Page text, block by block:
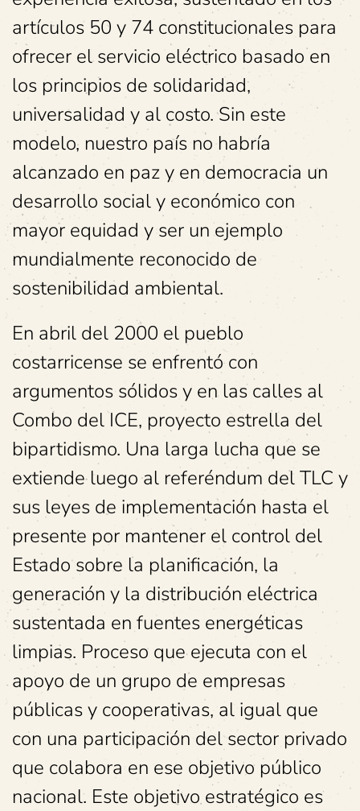
artículos 50 y 74 constitucionales para
ofrecer el servicio eléctrico basado en
los principios de solidaridad,
universalidad y al costo. Sin este
modelo, nuestro país no habría
alcanzado en paz y en democracia un
desarrollo social y económico con
mayor equidad y ser un ejemplo
mundialmente reconocido de
sostenibilidad ambiental.
En abril del 2000 el pueblo
costarricense se enfrentó con
argumentos sólidos y en las calles al
Combo del ICE, proyecto estrella del
bipartidismo. Una larga lucha que se
extiende luego al referéndum del TLC y
sus leyes de implementación hasta el
presente por mantener el control del
Estado sobre la planificación, la
generación y la distribución eléctrica
sustentada en fuentes energéticas
limpias. Proceso que ejecuta con el
apoyo de un grupo de empresas
públicas y cooperativas, al igual que
con una participación del sector privado
que colabora en ese objetivo público
nacional. Este objetivo estratégico es